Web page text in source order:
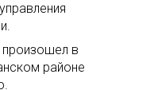
произошел в
районе